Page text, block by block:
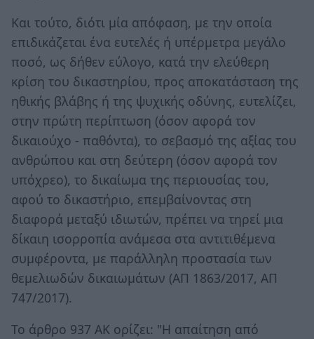
Και τούτο, διότι μία απόφαση, με την οποία
επιδικάζεται ένα ευτελές ή υπέρμετρα μεγάλο
ποσό, ως δήθεν εύλογο, κατά την ελεύθερη
κρίση του δικαστηρίου, προς αποκατάσταση της
ηθικής βλάβης ή της ψυχικής οδύνης, ευτελίζει,
στην πρώτη περίπτωση (όσον αφορά τον
δικαιούχο - παθόντα), το σεβασμό της αξίας του
ανθρώπου και στη δεύτερη (όσον αφορά τον
υπόχρεο), το δικαίωμα της περιουσίας του,
αφού το δικαστήριο, επεμβαίνοντας στη
διαφορά μεταξύ ιδιωτών, πρέπει να τηρεί μια
δίκαιη ισορροπία ανάμεσα στα αντιτιθέμενα
συμφέροντα, με παράλληλη προστασία των
θεμελιωδών δικαιωμάτων (ΑΠ 1863/2017, ΑΠ
747/2017).
Το άρθρο 937 ΑΚ ορίζει: "Η απαίτηση από